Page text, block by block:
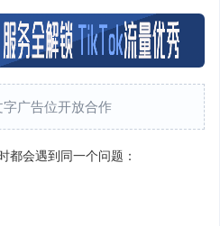
广告位开放合作
都会遇到同一个问题：